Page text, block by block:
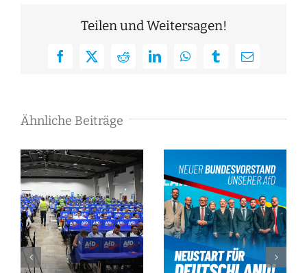
Teilen und Weitersagen!
Facebook
X RedditLinkedInWhatsAppTumblrE-
Ähnliche Beiträge